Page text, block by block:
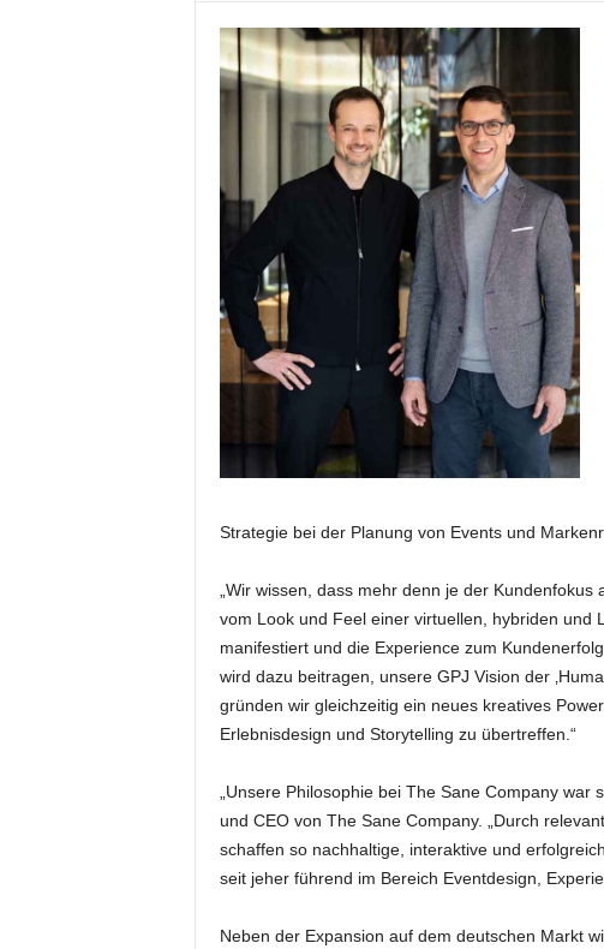
e
Strategie bei der Planung von Events und
„Wir wissen, dass mehr denn je der
vom Look und Feel einer virtuellen, hybriden und
manifestiert und die Experience zum
wird dazu beitragen, unsere GPJ Vision der
gründen wir gleichzeitig ein neues kreatives
Erlebnisdesign und Storytelling zu übertreffen.“
„Unsere Philosophie bei The Sane Company
und CEO von The Sane Company. „Durch
schaffen so nachhaltige, interaktive und
seit jeher führend im Bereich Eventdesign,
Neben der Expansion auf dem deutschen Markt